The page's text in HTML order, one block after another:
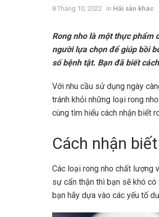
8 Tháng 10, 2022 in Hải sản khác
Rong nho là một thực phẩm
người lựa chọn để giúp bồi
số bệnh tật. Bạn đã biết
Với nhu cầu sử dụng ngày
tránh khỏi những loại rong
cùng tìm hiểu cách nhận biết
Cách nhận
Các loại rong nho chất lượng
sự cẩn thận thì bạn sẽ khó
bạn hãy dựa vào các yếu tố